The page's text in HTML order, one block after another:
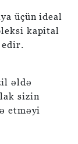
üçün ideal
kapital
əldə
sizin
etməyi